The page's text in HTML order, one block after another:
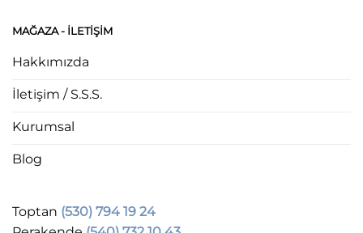
MAĞAZA - ILETIŞIM
Hakkımızda
İletişim / S.S.S.
Kurumsal
Blog
Toptan (530) 794 19 24